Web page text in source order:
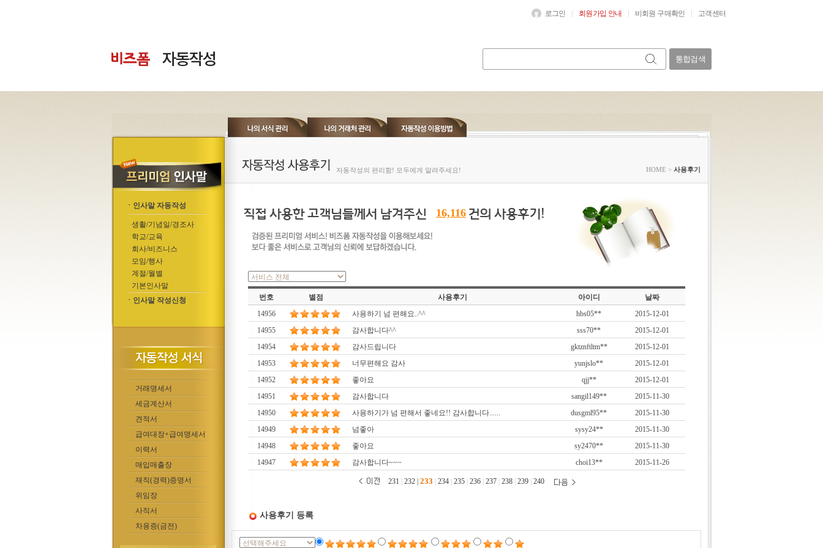
로그인 회원가입 안내 비회원 구매확인 고객센터
통합검색
ㆍ인사말 자동작성
생활/기념일/경조사
학교/교육
회사/비즈니스
모임/행사
계절/월별
기본인사말
ㆍ인사말 작성신청
거래명세서
세금계산서
견적서
급여대장+급여명세서
이력서
매입매출장
재직(경력)증명서
위임장
사직서
차용증(금전)
자동작성의 편리함! 모두에게 알려주세요! HOME > 사용후기
16,116
번호 별점 사용후기 아이디
날짜
14956
사용하기 넘 편해요..^^ hbs05**
2015-12-01
14955
감사합니다^^ sss70**
2015-12-01
14954
감사드립니다 gktznftltm**
2015-12-01
14953
너무편해요 감사 yunjslo**
2015-12-01
14952
좋아요 qjj**
2015-12-01
14951
감사합니다 sangil149**
2015-11-30
14950
사용하기가 넘 편해서 좋네요!! 감사합니다...... dusgml95**
2015-11-30
14949
넘좋아 sysy24**
2015-11-30
14948
좋아요 sy2470**
2015-11-30
14947
감사합니다~~~ choi13** 2015-11-26
231 232 233 234 235 236 237 238 239 240
사용후기 등록